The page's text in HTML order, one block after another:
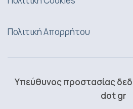
Πολιτική Απορρήτου
Υπεύθυνος προστασίας
dot gr